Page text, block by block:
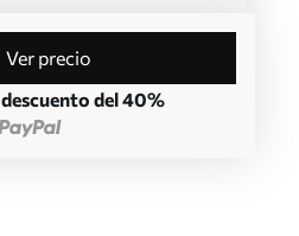
Ver precio
descuento del 40%